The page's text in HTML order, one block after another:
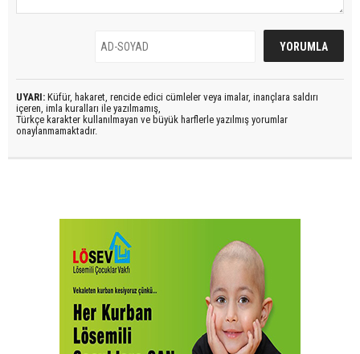
UYARI: Küfür, hakaret, rencide edici cümleler veya imalar, inançlara saldırı
içeren, imla kuralları ile yazılmamış,
Türkçe karakter kullanılmayan ve büyük harflerle yazılmış yorumlar
onaylanmamaktadır.